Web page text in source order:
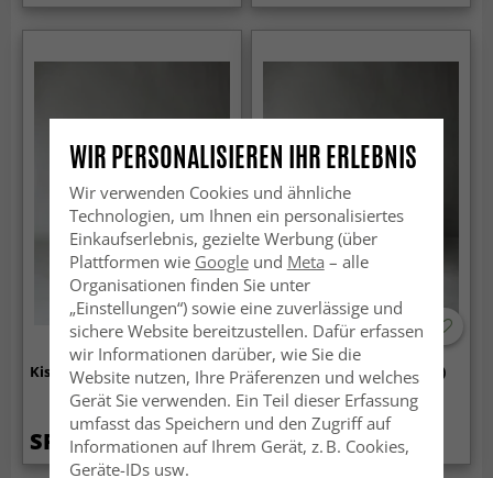
Kissenbezug x 2 - Onni (Rosa)
SFr. 30.99
Kissenbezug - Petite (blau)
SFr. 17.99
WIR PERSONALISIEREN IHR ERLEBNIS
Wir verwenden Cookies und ähnliche
Technologien, um Ihnen ein personalisiertes
Einkaufserlebnis, gezielte Werbung (über
Plattformen wie Googleund Meta – alle
Organisationen finden Sie unter
„Einstellungen“) sowie eine zuverlässige und
sichere Website bereitzustellen. Dafür erfassen
wir Informationen darüber, wie Sie die
Website nutzen, Ihre Präferenzen und welches
Gerät Sie verwenden. Ein Teil dieser Erfassung
umfasst das Speichern und den Zugriff auf
Informationen auf Ihrem Gerät, z. B. Cookies,
Geräte-IDs usw.